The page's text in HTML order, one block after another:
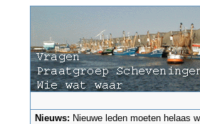
Nieuws: Nieuwe leden moeten helaas